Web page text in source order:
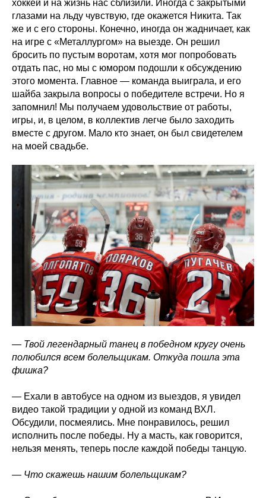
хоккей и на жизнь нас сблизили. Иногда с закрытыми
глазами на льду чувствую, где окажется Никита. Так
же и с его стороны. Конечно, иногда он жадничает, как
на игре с «Металлургом» на выезде. Он решил
бросить по пустым воротам, хотя мог попробовать
отдать пас, но мы с юмором подошли к обсуждению
этого момента. Главное — команда выиграла, и его
шайба закрыла вопросы о победителе встречи. Но я
запомнил! Мы получаем удовольствие от работы,
игры, и, в целом, в коллектив легче было заходить
вместе с другом. Мало кто знает, он был свидетелем
на моей свадьбе.
— Твой легендарный танец в победном кругу очень
полюбился всем болельщикам. Откуда пошла эта
фишка?
— Ехали в автобусе на одном из выездов, я увидел
видео такой традиции у одной из команд ВХЛ.
Обсудили, посмеялись. Мне понравилось, решил
исполнить после победы. Ну а масть, как говорится,
нельзя менять, теперь после каждой победы танцую.
— Что скажешь нашим болельщикам?